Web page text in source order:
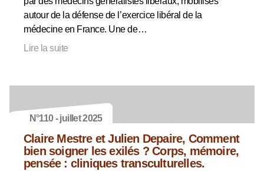
autour de la défense de l’exercice libéral de la
médecine en France. Une de…
Lire la suite
N°110 - juillet 2025
Claire Mestre et Julien Depaire, Comment
bien soigner les exilés ? Corps, mémoire,
pensée : cliniques transculturelles.